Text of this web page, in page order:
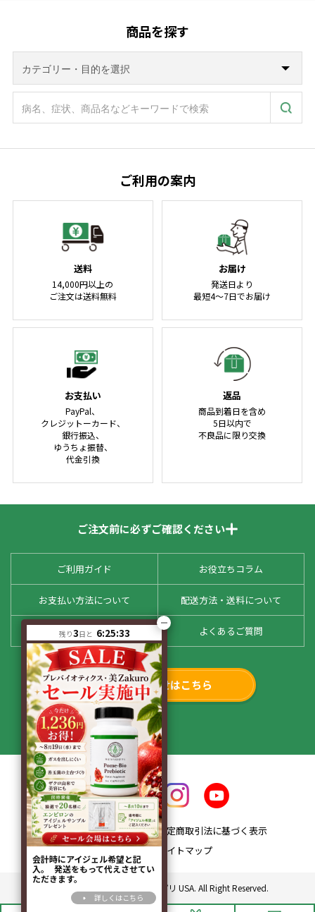
商品を探す
ご利用の案内
送料
14,000円以上の
ご注文は送料無料
お届け
発送日より
最短4～7日でお届け
お支払い
PayPal、
クレジットーカード、
銀行振込、
ゆうちょ振替、
代金引換
返品
商品到着日を含め
5日以内で
不良品に限り交換
ご注文前に必ずご確認ください
ご利用ガイド お役立ちコラム
お支払い方法について 配送方法・送料について
お客様の声 よくあるご質問
お問い合わせはこちら
会社概要
特定商取引法に基づく表示
プライバシーポリシー
サイトマップ
Copyright© 2010 ドクターサプリ USA. All Right Reserved.
残り3日と 6:25:33
会計時にアイジェル希望と記
入。 発送をもって代えさせてい
ただきます。
詳しくはこちら